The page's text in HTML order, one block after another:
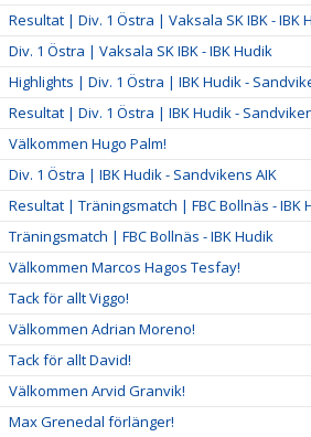
Resultat | Div. 1 Östra | Vaksala SK IBK - IBK
Div. 1 Östra | Vaksala SK IBK - IBK Hudik
Highlights | Div. 1 Östra | IBK Hudik -
Resultat | Div. 1 Östra | IBK Hudik -
Välkommen Hugo Palm!
Div. 1 Östra | IBK Hudik - Sandvikens AIK
Resultat | Träningsmatch | FBC Bollnäs - IBK
Träningsmatch | FBC Bollnäs - IBK Hudik
Välkommen Marcos Hagos Tesfay!
Tack för allt Viggo!
Välkommen Adrian Moreno!
Tack för allt David!
Välkommen Arvid Granvik!
Max Grenedal förlänger!